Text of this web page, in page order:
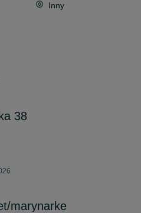
Inny
38
marynarke